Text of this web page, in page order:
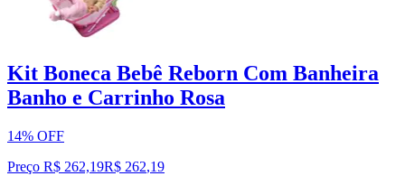
Kit Boneca Bebê Reborn Com Banheira
Banho e Carrinho Rosa
14% OFF
Preço R$ 262,19R$ 262,19